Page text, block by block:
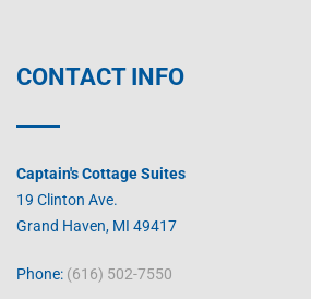
CONTACT INFO
Captain's Cottage Suites
19 Clinton Ave.
Grand Haven, MI 49417
Phone: (616) 502-7550